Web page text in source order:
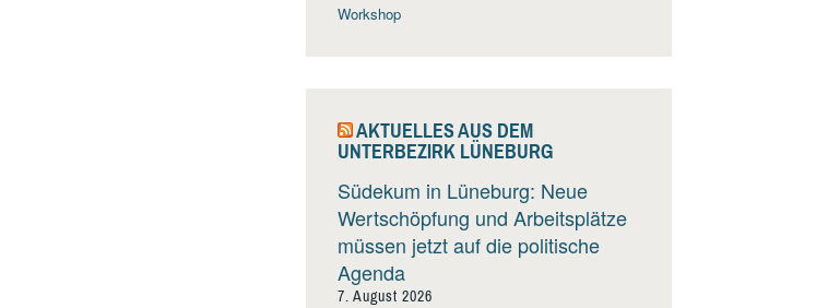
Workshop
AKTUELLES AUS DEM
UNTERBEZIRK LÜNEBURG
Südekum in Lüneburg: Neue
Wertschöpfung und Arbeitsplätze
müssen jetzt auf die politische
Agenda
7. August 2026